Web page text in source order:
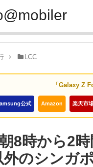
LCC
「Galaxy Z
公式 Amazon 楽天市
8時から2
外のシンガ